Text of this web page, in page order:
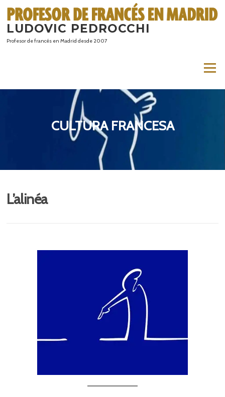
contenido
LUDOVIC PEDROCCHI
Profesor de francés en Madrid desde 2007
Menú
CULTURA FRANCESA
L’alinéa